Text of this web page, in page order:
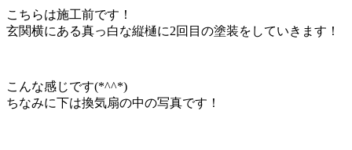
こちらは施工前です！
玄関横にある真っ白な縦樋に2回目の塗装をしていきます！
こんな感じです(*^^*)
ちなみに下は換気扇の中の写真です！